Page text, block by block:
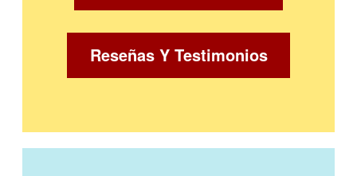
Reseñas Y Testimonios